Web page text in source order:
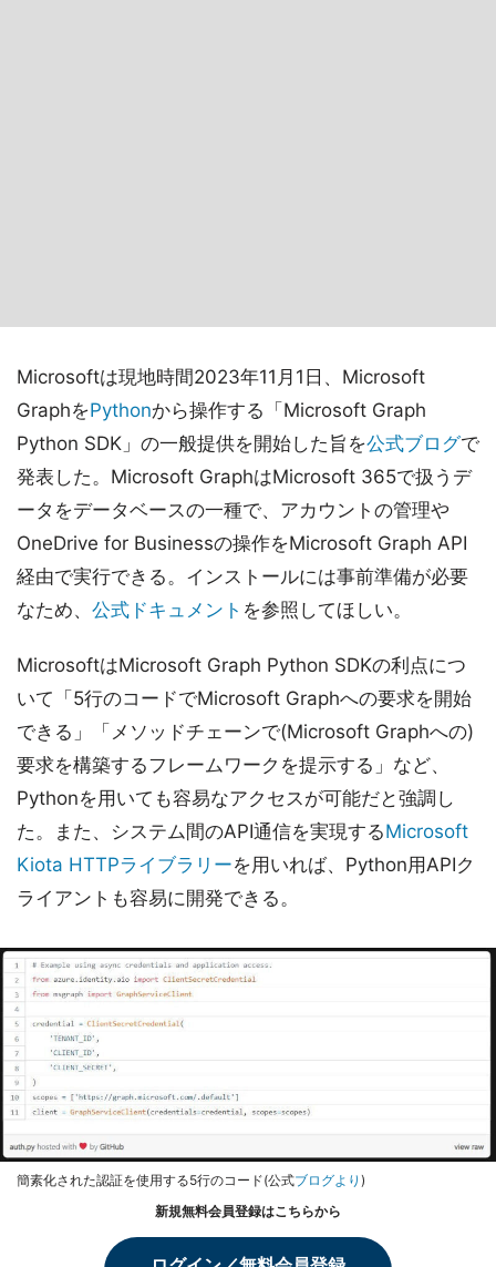
Microsoftは現地時間2023年11月1日、Microsoft
GraphをPythonから操作する「Microsoft Graph
Python SDK」の一般提供を開始した旨を公式ブログで
発表した。Microsoft GraphはMicrosoft 365で扱うデ
ータをデータベースの一種で、アカウントの管理や
OneDrive for Businessの操作をMicrosoft Graph API
経由で実行できる。インストールには事前準備が必要
なため、 公式ドキュメント を参照してほしい。
MicrosoftはMicrosoft Graph Python SDKの利点につ
いて「5行のコードでMicrosoft Graphへの要求を開始
できる」「メソッドチェーンで(Microsoft Graphへの)
要求を構築するフレームワークを提示する」など、
Pythonを用いても容易なアクセスが可能だと強調し
た。また、システム間のAPI通信を実現するMicrosoft
Kiota HTTPライブラリーを用いれば、Python用APIク
ライアントも容易に開発できる。
簡素化された認証を使用する5行のコード(公式ブログより )
新規無料会員登録はこちらから